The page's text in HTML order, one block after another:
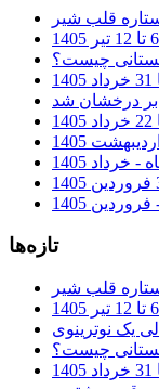
قلب شیر
چیست؟
1405
خرداد 1405
1405
تازه‌ها
قلب شیر
یک نوترینوی
چیست؟